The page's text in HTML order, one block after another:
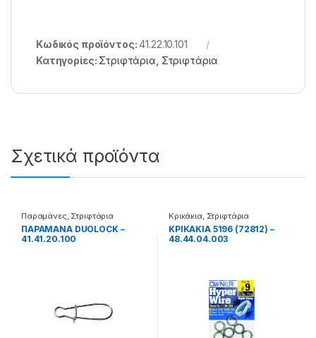
Κωδικός προϊόντος:41.22.10.101
Κατηγορίες: Στριφτάρια Στριφτάρια
Σχετικά προϊόντα
Παραμάνες, Στριφτάρια
ΠΑΡΑΜΑΝΑ DUOLOCK –
41.41.20.100
Κρικάκια, Στριφτάρια
ΚΡΙΚΑΚΙΑ 5196 (72812) –
48.44.04.003